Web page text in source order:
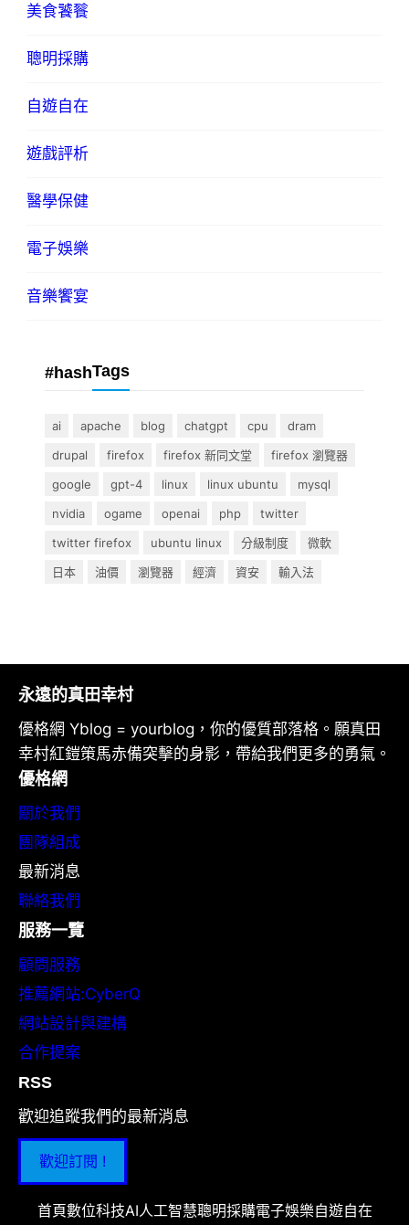
美食饕餮
聰明採購
自遊自在
遊戲評析
醫學保健
電子娛樂
音樂饗宴
#hashTags
ai apache blog chatgpt cpu
dram
drupal
firefox firefox 新同文堂
firefox 瀏覽器
google
gpt-4 linux linux ubuntu
mysql
nvidia
ogame openai php
twitter
twitter firefox
ubuntu linux 分級制度
微軟
日本
油價 瀏覽器 經濟 資安 輸入法
永遠的真田幸村
優格網 Yblog = yourblog，你的優質部落格。願真田
幸村紅鎧策馬赤備突擊的身影，帶給我們更多的勇氣。
優格網
關於我們
團隊組成
最新消息
聯絡我們
服務一覽
顧問服務
推薦網站:CyberQ
網站設計與建構
合作提案
RSS
歡迎追蹤我們的最新消息
歡迎訂閱 !
首頁數位科技AI人工智慧聰明採購電子娛樂自遊自在